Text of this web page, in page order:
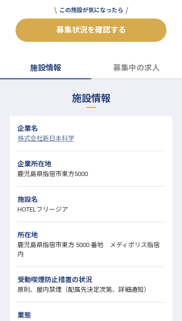
よくある質問
この施設が気になったら
募集状況を確認する
施設情報 募集中の求人
施設情報
企業名
株式会社新日本科学
企業所在地
鹿児島県指宿市東方5000
施設名
HOTELフリージア
所在地
鹿児島県指宿市東方 5000 番地 メディポリス指宿
内
受動喫煙防止措置の状況
原則、屋内禁煙（配属先決定次第、詳細通知）
業態